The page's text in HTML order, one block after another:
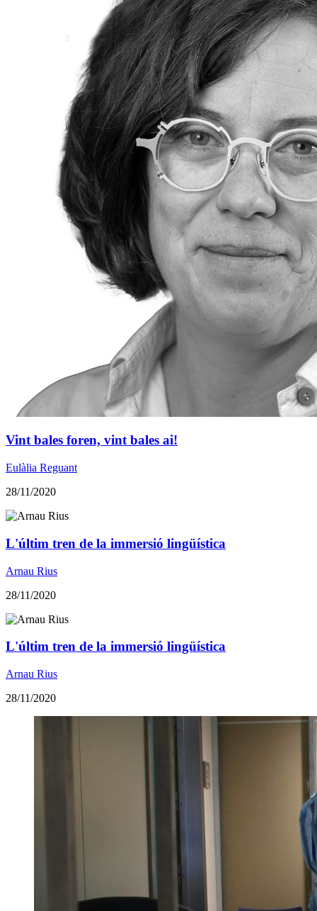
Vint bales foren, vint bales ai!
Eulàlia Reguant
28/11/2020
​L'últim tren de la immersió lingüística
Arnau Rius
28/11/2020
​L'últim tren de la immersió lingüística
Arnau Rius
28/11/2020